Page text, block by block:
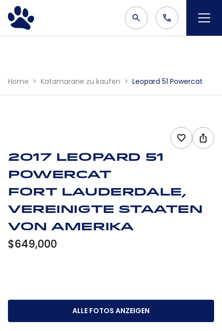
Home Katamarane zu kaufen Leopard 51 Powercat
2017 Leopard 51
Powercat
Fort Lauderdale,
Vereinigte Staaten
von Amerika
$649,000
ALLE FOTOS ANZEIGEN